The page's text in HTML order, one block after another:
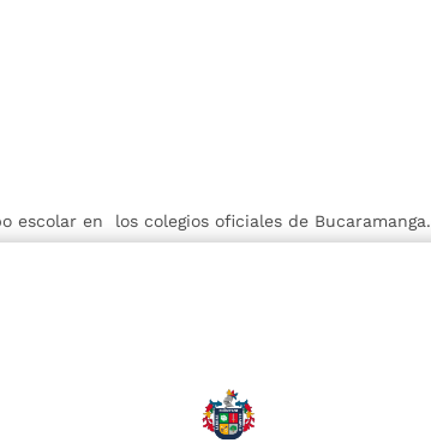
en los colegios oficiales de Bucaramanga.